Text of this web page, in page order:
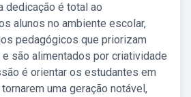
dedicação é total ao
alunos no ambiente escolar,
pedagógicos que priorizam
são alimentados por criatividade
é orientar os estudantes em
uma geração notável,